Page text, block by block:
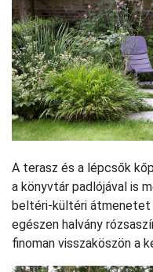
A terasz és a lépcsők
a könyvtár padlójával is
beltéri-kültéri átmenetet
egészen halvány
finoman visszaköszön a